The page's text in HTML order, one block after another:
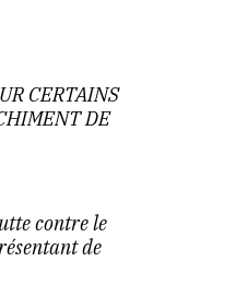
CERTAINS
DE
contre le
de